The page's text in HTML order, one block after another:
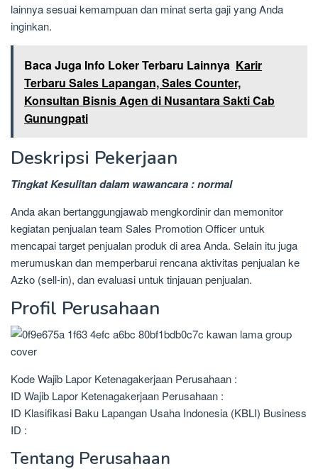
lainnya sesuai kemampuan dan minat serta gaji yang Anda
inginkan.
Baca Juga Info Loker Terbaru Lainnya Karir
Terbaru Sales Lapangan, Sales Counter,
Konsultan Bisnis Agen di Nusantara Sakti Cab
Gunungpati
Deskripsi Pekerjaan
Tingkat Kesulitan dalam wawancara : normal
Anda akan bertanggungjawab mengkordinir dan memonitor
kegiatan penjualan team Sales Promotion Officer untuk
mencapai target penjualan produk di area Anda. Selain itu juga
merumuskan dan memperbarui rencana aktivitas penjualan ke
Azko (sell-in), dan evaluasi untuk tinjauan penjualan.
Profil Perusahaan
Kode Wajib Lapor Ketenagakerjaan Perusahaan :
ID Wajib Lapor Ketenagakerjaan Perusahaan :
ID Klasifikasi Baku Lapangan Usaha Indonesia (KBLI) Business
ID :
Tentang Perusahaan